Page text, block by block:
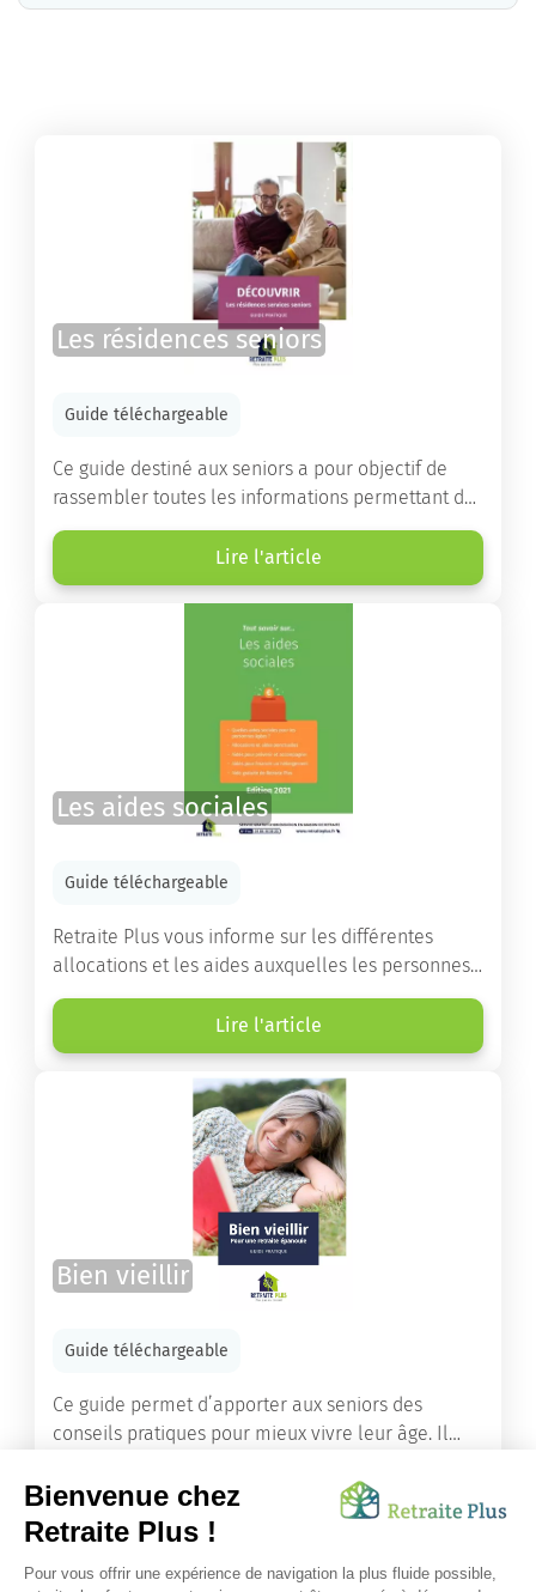
Les résidences seniors
Guide téléchargeable
Ce guide destiné aux seniors a pour objectif de
rassembler toutes les informations permettant de
choisir la résidence services seniors adaptée.
Lire l'article
Les aides sociales
Guide téléchargeable
Retraite Plus vous informe sur les différentes
allocations et les aides auxquelles les personnes
âgées ont droit pour financer un séjour en maison
de retraite ou un maintien à domicile.
Lire l'article
Bien vieillir
Guide téléchargeable
Ce guide permet d’apporter aux seniors des
conseils pratiques pour mieux vivre leur âge. Il
améliorer sa santé grâce à l’alimentation...
Lire l'article